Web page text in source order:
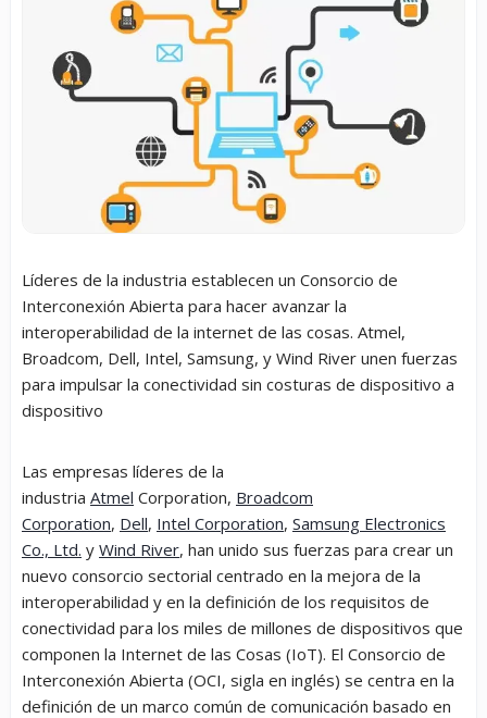
Líderes de la industria establecen un Consorcio de
Interconexión Abierta para hacer avanzar la
interoperabilidad de la internet de las cosas. Atmel,
Broadcom, Dell, Intel, Samsung, y Wind River unen fuerzas
para impulsar la conectividad sin costuras de dispositivo a
dispositivo
Las empresas líderes de la
industria Atmel Corporation, Broadcom
Corporation, Dell, Intel Corporation, Samsung Electronics
Co., Ltd. y Wind River, han unido sus fuerzas para crear un
nuevo consorcio sectorial centrado en la mejora de la
interoperabilidad y en la definición de los requisitos de
conectividad para los miles de millones de dispositivos que
componen la Internet de las Cosas (IoT). El Consorcio de
Interconexión Abierta (OCI, sigla en inglés) se centra en la
definición de un marco común de comunicación basado​ en